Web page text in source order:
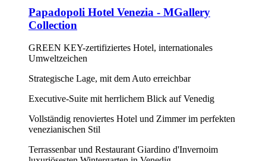
Papadopoli Hotel Venezia - MGallery
Collection
GREEN KEY-zertifiziertes Hotel, internationales
Umweltzeichen
Strategische Lage, mit dem Auto erreichbar
Executive-Suite mit herrlichem Blick auf Venedig
Vollständig renoviertes Hotel und Zimmer im perfekten
venezianischen Stil
Terrassenbar und Restaurant Giardino d'Invernoim